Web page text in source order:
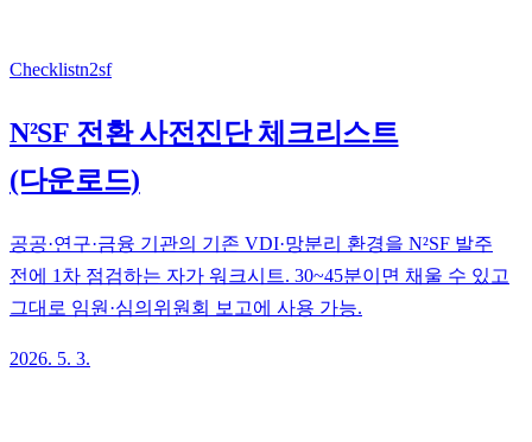
Checklistn2sf
N²SF 전환 사전진단 체크리스트
(다운로드)
공공·연구·금융 기관의 기존 VDI·망분리 환경을 N²SF 발주
전에 1차 점검하는 자가 워크시트. 30~45분이면 채울 수 있고
그대로 임원·심의위원회 보고에 사용 가능.
2026. 5. 3.